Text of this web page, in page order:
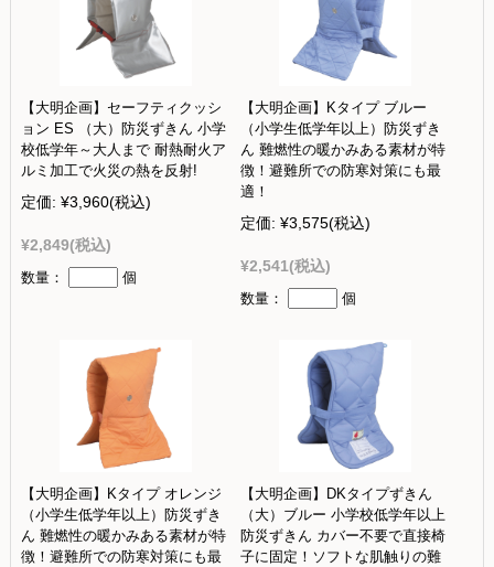
【大明企画】セーフティクッシ
ョン ES （大）防災ずきん 小学
校低学年～大人まで 耐熱耐火ア
ルミ加工で火災の熱を反射!
定価: ¥3,960(税込)
¥2,849(税込)
数量： 個
【大明企画】Kタイプ ブルー
（小学生低学年以上）防災ずき
ん 難燃性の暖かみある素材が特
徴！避難所での防寒対策にも最
適！
定価: ¥3,575(税込)
¥2,541(税込)
数量： 個
【大明企画】Kタイプ オレンジ
（小学生低学年以上）防災ずき
ん 難燃性の暖かみある素材が特
徴！避難所での防寒対策にも最
【大明企画】DKタイプずきん
（大）ブルー 小学校低学年以上
防災ずきん カバー不要で直接椅
子に固定！ソフトな肌触りの難